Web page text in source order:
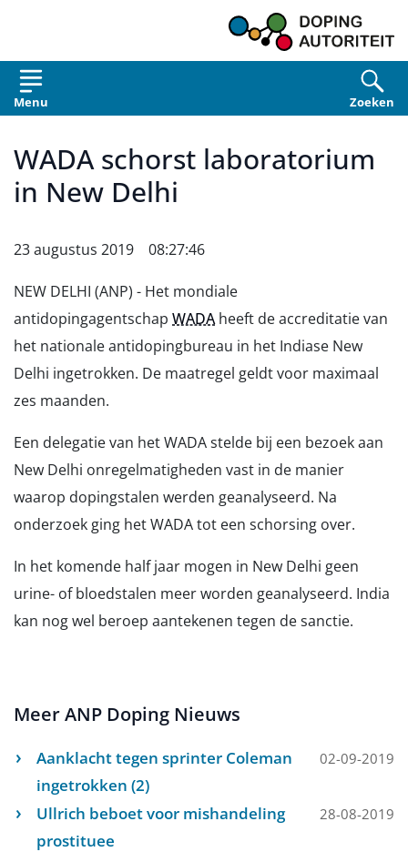
Menu Zoeken
WADA schorst laboratorium
in New Delhi
23 augustus 2019 08:27:46
NEW DELHI (ANP) - Het mondiale
antidopingagentschap WADAheeft de accreditatie van
het nationale antidopingbureau in het Indiase New
Delhi ingetrokken. De maatregel geldt voor maximaal
zes maanden.
Een delegatie van het WADA stelde bij een bezoek aan
New Delhi onregelmatigheden vast in de manier
waarop dopingstalen werden geanalyseerd. Na
onderzoek ging het WADA tot een schorsing over.
In het komende half jaar mogen in New Delhi geen
urine- of bloedstalen meer worden geanalyseerd. India
kan nog wel beroep aantekenen tegen de sanctie.
Meer ANP Doping Nieuws
Aanklacht tegen sprinter Coleman
ingetrokken (2)
02-09-2019
Ullrich beboet voor mishandeling
prostituee
28-08-2019